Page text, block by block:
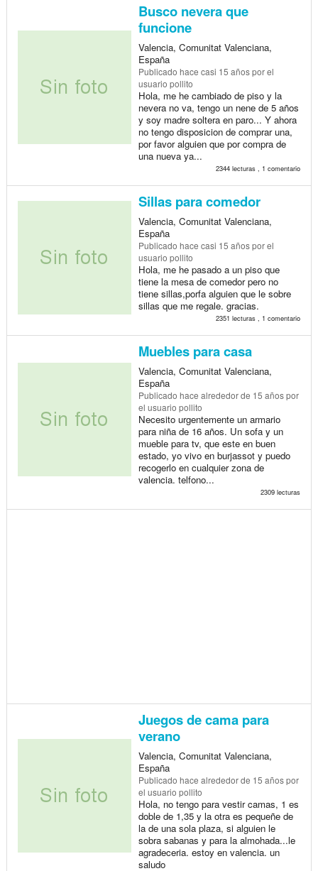
Busco nevera que
funcione
Valencia, Comunitat Valenciana,
España
Publicado hace casi 15 añospor el
usuario pollito
Hola, me he cambiado de piso y la
nevera no va, tengo un nene de 5 años
y soy madre soltera en paro... Y ahora
no tengo disposicion de comprar una,
por favor alguien que por compra de
una nueva ya...
2344 lecturas , 1 comentario
Sillas para comedor
Valencia, Comunitat Valenciana,
España
Publicado hace casi 15 añospor el
usuario pollito
Hola, me he pasado a un piso que
tiene la mesa de comedor pero no
tiene sillas,porfa alguien que le sobre
sillas que me regale. gracias.
2351 lecturas , 1 comentario
Muebles para casa
Valencia, Comunitat Valenciana,
España
Publicado hace alrededor de 15 añospor
el usuario pollito
Necesito urgentemente un armario
para niña de 16 años. Un sofa y un
mueble para tv, que este en buen
estado, yo vivo en burjassot y puedo
recogerlo en cualquier zona de
valencia. telfono...
2309 lecturas
Juegos de cama para
verano
Valencia, Comunitat Valenciana,
España
Publicado hace alrededor de 15 añospor
el usuario pollito
Hola, no tengo para vestir camas, 1 es
doble de 1,35 y la otra es pequeñe de
la de una sola plaza, si alguien le
sobra sabanas y para la almohada...le
agradeceria. estoy en valencia. un
saludo